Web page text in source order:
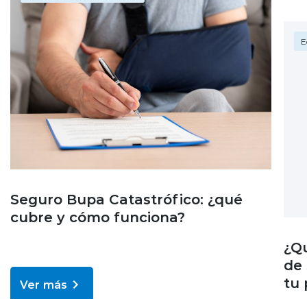
Seguro Bupa Catastrófico: ¿qué
cubre y cómo funciona?
Ver más
de
tu